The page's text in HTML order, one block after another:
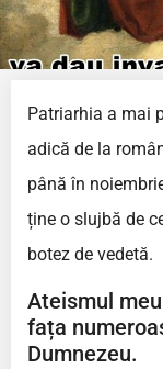
Patriarhia a mai
adică de la
până în
ține o slujbă de
botez de vedetă.
Ateismul
fața
Dumnezeu.